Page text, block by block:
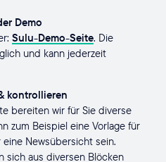
Demo
Sulu-Demo-Seite. Die
und kann jederzeit
kontrollieren
bereiten wir für Sie diverse
zum Beispiel eine Vorlage für
Newsübersicht sein.
sich aus diversen Blöcken